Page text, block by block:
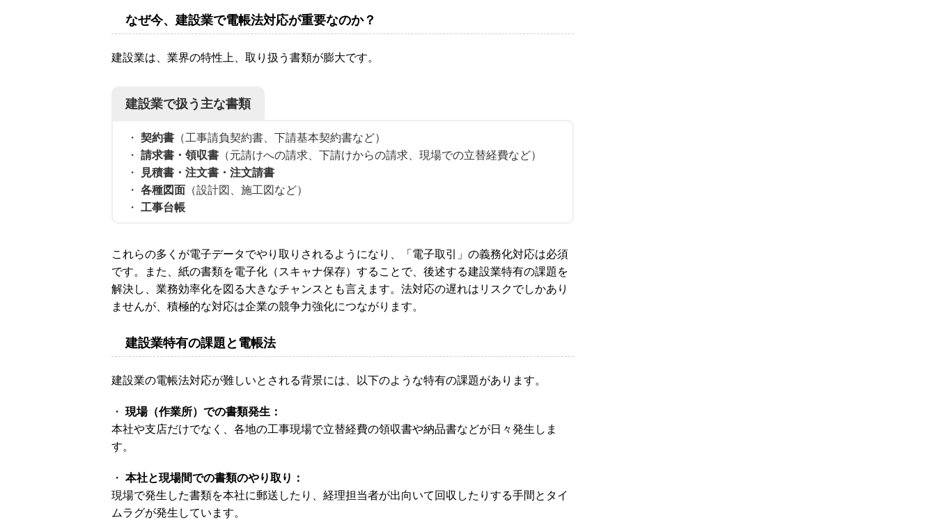
なぜ今、建設業で電帳法対応が重要なのか？
建設業は、業界の特性上、取り扱う書類が膨大です。
建設業で扱う主な書類
・ 契約書 （工事請負契約書、下請基本契約書など）
・ 請求書・領収書 （元請けへの請求、下請けからの請求、現場での立替経費など）
・ 見積書・注文書・注文請書
・ 各種図面 （設計図、施工図など）
・ 工事台帳
これらの多くが電子データでやり取りされるようになり、「電子取引」の義務化対応は必須
です。また、紙の書類を電子化（スキャナ保存）することで、後述する建設業特有の課題を
解決し、業務効率化を図る大きなチャンスとも言えます。法対応の遅れはリスクでしかあり
ませんが、積極的な対応は企業の競争力強化につながります。
建設業特有の課題と電帳法
建設業の電帳法対応が難しいとされる背景には、以下のような特有の課題があります。
・ 現場（作業所）での書類発生：
本社や支店だけでなく、各地の工事現場で立替経費の領収書や納品書などが日々発生しま
す。
・ 本社と現場間での書類のやり取り：
現場で発生した書類を本社に郵送したり、経理担当者が出向いて回収したりする手間とタイ
ムラグが発生しています。